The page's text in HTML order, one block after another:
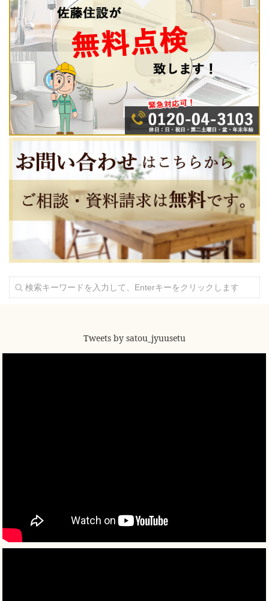
Tweets by satou_jyuusetu